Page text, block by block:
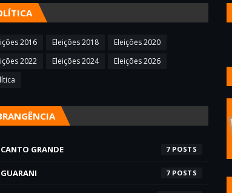
2016 Eleições 2018
Eleições 2020
2022
Eleições 2024
Eleições 2026
CANTO GRANDE 7
GUARANI 7